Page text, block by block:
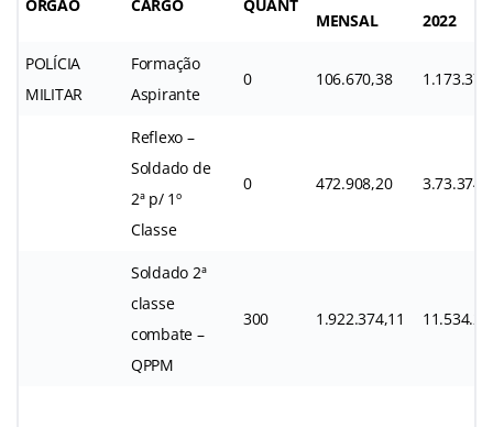
ÓRGÃO CARGO QUANT
MENSAL
2022
POLÍCIA
MILITAR
Formação
Aspirante
0 106.670,38
Reflexo –
Soldado de
2ª p/ 1º
Classe
0 472.908,20
Soldado 2ª
classe
combate –
QPPM
300 1.922.374,11